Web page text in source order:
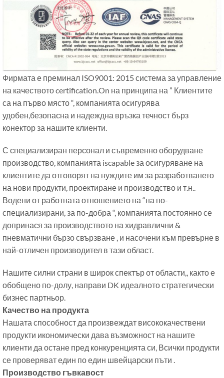
Фирмата е преминал ISO9001: 2015 система за управление
на качеството certification.On на принципа на ” Клиентите
са на първо място “, компанията осигурява
удобен,безопасна и надеждна връзка течност бърз
конектор за нашите клиенти.
С специализиран персонал и съвременно оборудване
производство, компанията iscapable за осигуряване на
клиентите да отговорят на нуждите им за разработването
на нови продукти, проектиране и производство и т.н..
Водени от работната отношението на “на по-
специализирани, за по-добра “, компанията постоянно се
допринася за производството на хидравлични &
пневматични бързо свързване , и насочени към превърне в
най-отличен производител в тази област.
Нашите силни страни в широк спектър от области,, както е
обобщено по-долу, направи DK идеалното стратегически
бизнес партньор.
Качество на продукта
Нашата способност да произвеждат висококачествени
продукти икономически дава възможност на нашите
клиенти да остане пред конкуренцията си, Всички продукти
се проверяват един по един швейцарски пъти .
Производство гъвкавост